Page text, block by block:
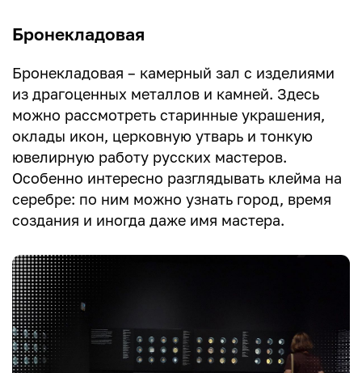
Бронекладовая
Бронекладовая – камерный зал с изделиями
из драгоценных металлов и камней. Здесь
можно рассмотреть старинные украшения,
оклады икон, церковную утварь и тонкую
ювелирную работу русских мастеров.
Особенно интересно разглядывать клейма на
серебре: по ним можно узнать город, время
создания и иногда даже имя мастера.